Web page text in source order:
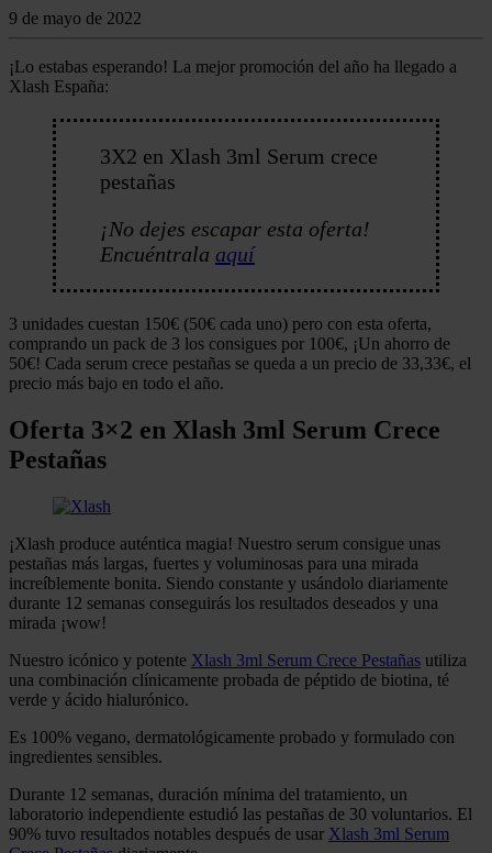
9 de mayo de 2022
¡Lo estabas esperando! La mejor promoción del año ha llegado a
Xlash España:
3X2 en Xlash 3ml Serum crece
pestañas
¡No dejes escapar esta oferta!
Encuéntrala aquí
3 unidades cuestan 150€ (50€ cada uno) pero con esta oferta,
comprando un pack de 3 los consigues por 100€, ¡Un ahorro de
50€! Cada serum crece pestañas se queda a un precio de 33,33€, el
precio más bajo en todo el año.
Oferta 3×2 en Xlash 3ml Serum Crece
Pestañas
¡Xlash produce auténtica magia! Nuestro serum consigue unas
pestañas más largas, fuertes y voluminosas para una mirada
increíblemente bonita. Siendo constante y usándolo diariamente
durante 12 semanas conseguirás los resultados deseados y una
mirada ¡wow!
Nuestro icónico y potente Xlash 3ml Serum Crece Pestañas utiliza
una combinación clínicamente probada de péptido de biotina, té
verde y ácido hialurónico.
Es 100% vegano, dermatológicamente probado y formulado con
ingredientes sensibles.
Durante 12 semanas, duración mínima del tratamiento, un
laboratorio independiente estudió las pestañas de 30 voluntarios. El
90% tuvo resultados notables después de usar Xlash 3ml Serum